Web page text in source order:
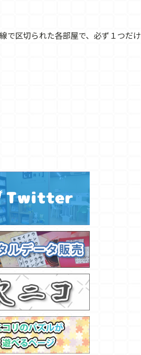
で区切られた各部屋で、必ず１つだけ